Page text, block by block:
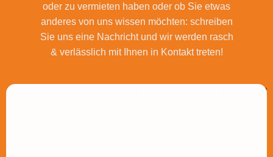
oder zu vermieten haben oder ob Sie etwas
anderes von uns wissen möchten: schreiben
Sie uns eine Nachricht und wir werden rasch
& verlässlich mit Ihnen in Kontakt treten!
Aufgrund Ihrer DSGVO Einstellungen wird dieser Inhalt nicht